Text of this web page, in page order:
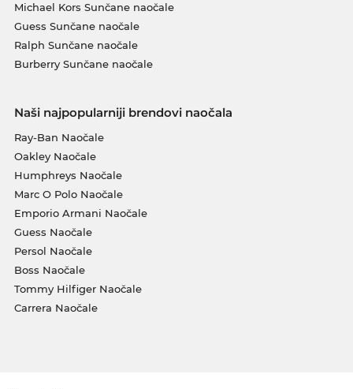
Michael Kors Sunčane naočale
Guess Sunčane naočale
Ralph Sunčane naočale
Burberry Sunčane naočale
Naši najpopularniji brendovi naočala
Ray-Ban Naočale
Oakley Naočale
Humphreys Naočale
Marc O Polo Naočale
Emporio Armani Naočale
Guess Naočale
Persol Naočale
Boss Naočale
Tommy Hilfiger Naočale
Carrera Naočale